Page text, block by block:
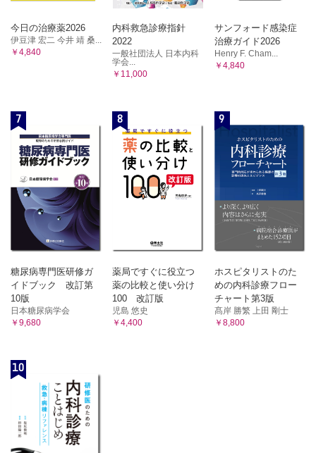
今日の治療薬2026
伊豆津 宏二 今井 靖 桑...
￥4,840
内科救急診療指針
2022
一般社団法人 日本内科
学会...
￥11,000
サンフォード感染症
治療ガイド2026
Henry F. Cham...
￥4,840
7
糖尿病専門医研修ガ
イドブック 改訂第
10版
日本糖尿病学会
￥9,680
8
薬局ですぐに役立つ
薬の比較と使い分け
100 改訂版
児島 悠史
￥4,400
9
ホスピタリストのた
めの内科診療フロー
チャート第3版
髙岸 勝繁 上田 剛士
￥8,800
10